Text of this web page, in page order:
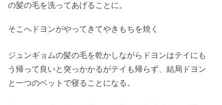
の髪の毛を洗ってあげることに。
そこへドヨンがやってきてやきもちを焼く
ジュンギョムの髪の毛を乾かしながらドヨンはテイにも
う帰って良 いと突っかかるがテイも帰らず、結局ドヨン
と一つのベットで寝ることになる。